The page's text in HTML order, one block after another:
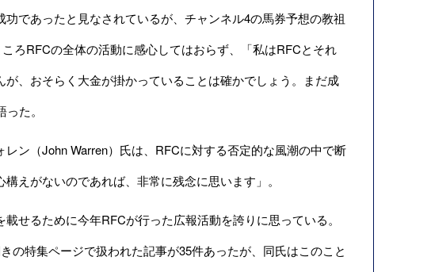
であったと見なされているが、チャンネル4の馬券予想の教祖
ろRFCの全体の活動に感心してはおらず、「私はRFCとそれ
、おそらく大金が掛かっていることは確かでしょう。まだ成
た。
ン（John Warren）氏は、RFCに対する否定的な風潮の中で断
えがないのであれば、非常に残念に思います」。
せるために今年RFCが行った広報活動を誇りに思っている。
の特集ページで扱われた記事が35件あったが、同氏はこのこと